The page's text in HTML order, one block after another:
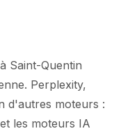
Saint-Quentin
Perplexity,
d'autres moteurs :
les moteurs IA